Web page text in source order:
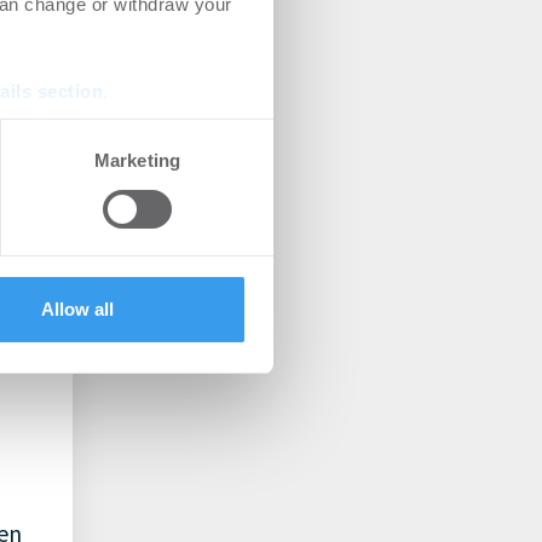
change or withdraw your
section
our traffic. We also share
Marketing
Allow all
ob